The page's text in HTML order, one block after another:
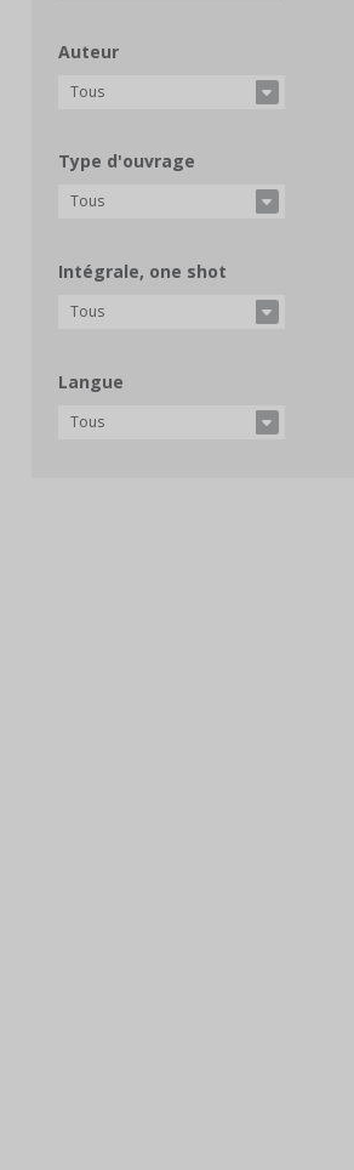
Auteur
Tous
Type d'ouvrage
Tous
Intégrale, one shot
Tous
Langue
Tous